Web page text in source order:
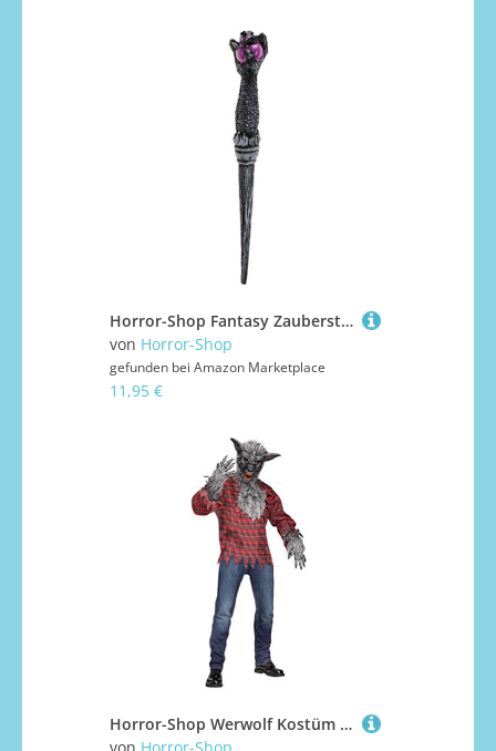
Horror-Shop Fantasy Zauberstab mit Drachenhand und Violetter Glaskugel
von Horror-Shop
gefunden bei Amazon Marketplace
11,95 €
Horror-Shop Werwolf Kostüm Grau